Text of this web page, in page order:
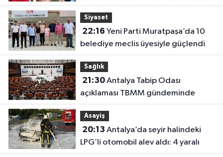
Siyaset
22:16
belediye meclis üyesiyle güçlendi
Sağlık
21:30Antalya Tabip Odası
açıklaması TBMM gündeminde
Asayiş
20:13
LPG’li otomobil alev aldı: 4 yaralı